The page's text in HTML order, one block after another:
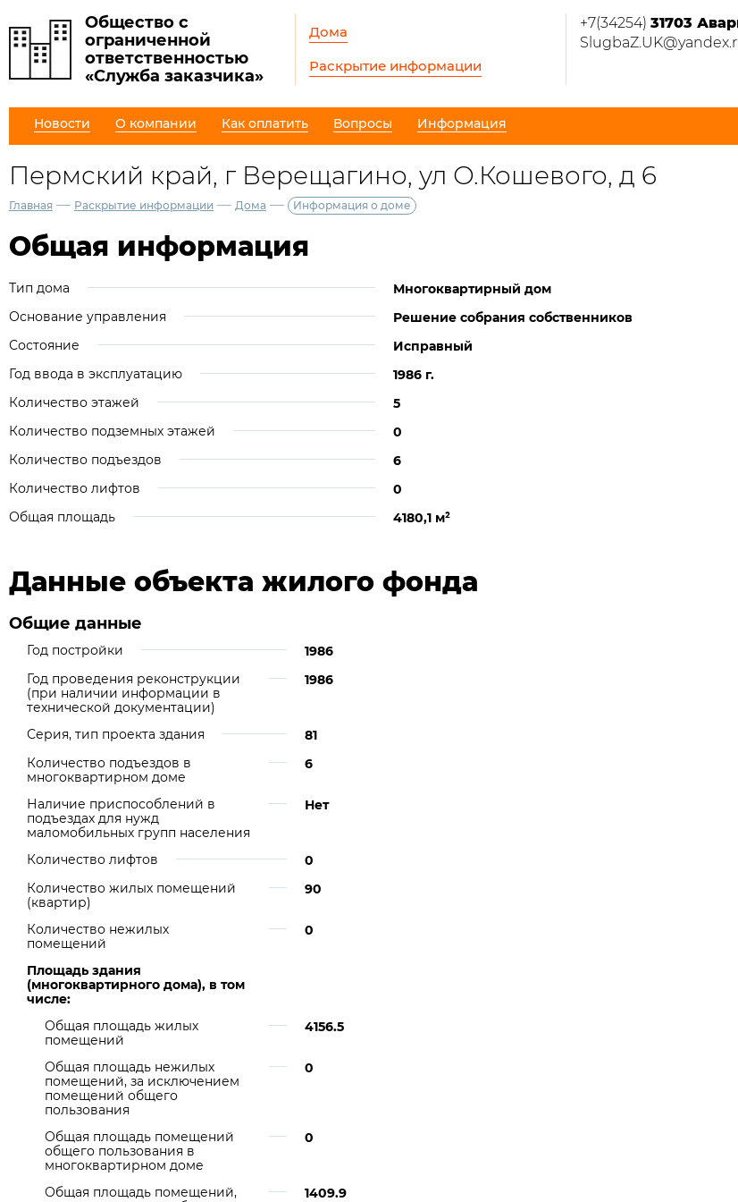
Общество с
ограниченной
ответственностью
«Служба заказчика»
Дома
Раскрытие информации
+7(34254) 31703
Новости О компании Как оплатить Вопросы Информация
Пермский край, г Верещагино, ул О.Кошевого, д 6
Главная — Раскрытие информации — Дома — Информация о доме
Общая информация
Тип дома
Многоквартирный дом
Основание управления
Решение собрания собственников
Состояние
Исправный
Год ввода в эксплуатацию
1986 г.
Количество этажей
5
Количество подземных этажей
0
Количество подъездов
6
Количество лифтов
0
Общая площадь
4180,1 м²
Данные объекта жилого фонда
Общие данные
Год постройки
1986
Год проведения реконструкции
(при наличии информации в
технической документации)
1986
Серия, тип проекта здания
81
Количество подъездов в
многоквартирном доме
6
Наличие приспособлений в
подъездах для нужд
маломобильных групп населения
Нет
Количество лифтов
0
Количество жилых помещений
(квартир)
90
Количество нежилых
помещений
0
Площадь здания
(многоквартирного дома), в том
числе:
Общая площадь жилых
помещений
4156.5
Общая площадь нежилых
помещений, за исключением
помещений общего
пользования
0
Общая площадь помещений
общего пользования в
многоквартирном доме
0
Общая площадь помещений,
1409.9